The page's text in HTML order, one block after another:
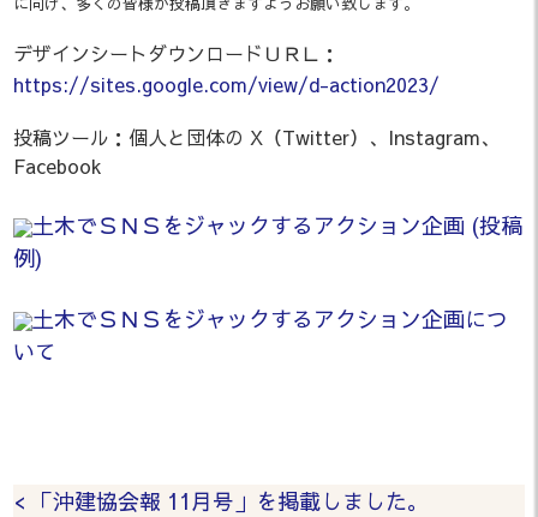
デザインシートダウンロードＵＲＬ：
https://sites.google.com/view/d-action2023/
投稿ツール：個人と団体の X（Twitter）、Instagram、
Facebook
土木でＳＮＳをジャックするアクション企画 (投稿
例)
土木でＳＮＳをジャックするアクション企画につ
いて
< 「沖建協会報 11月号」を掲載しました。